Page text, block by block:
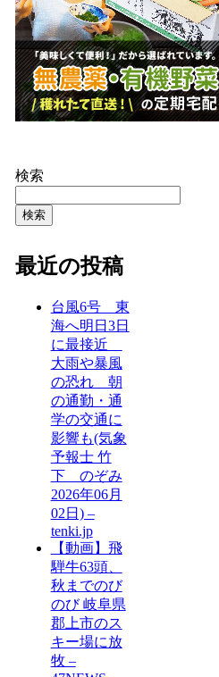
検索
検索
最近の投稿
台風6号 東
海へ明日3日
に最接近
大雨や暴風
の恐れ 朝
の通勤・通
学の交通に
影響も(気象
予報士 竹
下 のぞみ
2026年06月
02日) –
tenki.jp
【動画】飛
騨牛63頭、
秋までのび
のび 岐阜県
郡上市のス
キー場に放
牧 –